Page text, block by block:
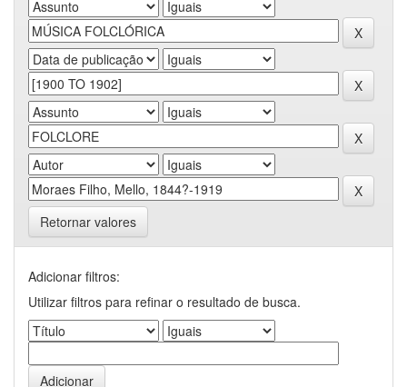
Retornar valores
Adicionar filtros:
Utilizar filtros para refinar o resultado de busca.